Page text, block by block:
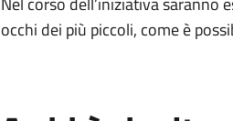
occhi dei più piccoli, come è